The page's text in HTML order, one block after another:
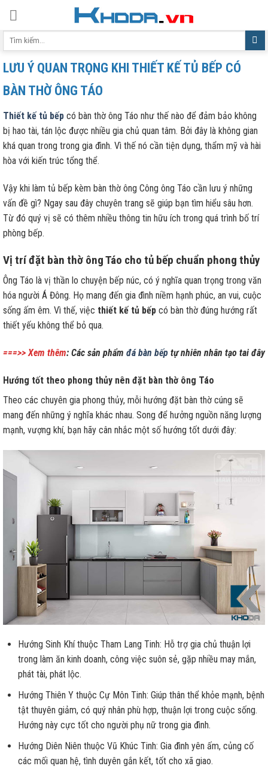
content
LƯU Ý QUAN TRỌNG KHI THIẾT KẾ TỦ BẾP CÓ
BÀN THỜ ÔNG TÁO
Thiết kế tủ bếp có bàn thờ ông Táo như thế nào để đảm bảo không
bị hao tài, tán lộc được nhiều gia chủ quan tâm. Bởi đây là không gian
khá quan trong trong gia đình. Vì thế nó cần tiện dụng, thẩm mỹ và hài
hòa với kiến trúc tổng thể.
Vậy khi làm tủ bếp kèm bàn thờ ông Công ông Táo cần lưu ý những
vấn đề gì? Ngay sau đây chuyên trang sẽ giúp bạn tìm hiểu sâu hơn.
Từ đó quý vị sẽ có thêm nhiều thông tin hữu ích trong quá trình bố trí
phòng bếp.
Vị trí đặt bàn thờ ông Táo cho tủ bếp chuẩn phong thủy
Ông Táo là vị thần lo chuyện bếp núc, có ý nghĩa quan trọng trong văn
hóa người Á Đông. Họ mang đến gia đình niềm hạnh phúc, an vui, cuộc
sống ấm êm. Vì thế, việc thiết kế tủ bếp có bàn thờ đúng hướng rất
thiết yếu không thể bỏ qua.
===>> Xem thêm: Các sản phẩm đá bàn bếp tự nhiên nhân tạo tai đây
Hướng tốt theo phong thủy nên đặt bàn thờ ông Táo
Theo các chuyên gia phong thủy, mỗi hướng đặt bàn thờ cúng sẽ
mang đến những ý nghĩa khác nhau. Song để hưởng nguồn năng lượng
mạnh, vượng khí, bạn hãy cân nhắc một số hướng tốt dưới đây:
Hướng Sinh Khí thuộc Tham Lang Tinh: Hỗ trợ gia chủ thuận lợi
trong làm ăn kinh doanh, công việc suôn sẻ, gặp nhiều may mắn,
phát tài, phát lộc.
Hướng Thiên Y thuộc Cự Môn Tinh: Giúp thân thể khỏe mạnh, bệnh
tật thuyên giảm, có quý nhân phù hợp, thuận lợi trong cuộc sống.
Hướng này cực tốt cho người phụ nữ trong gia đình.
Hướng Diên Niên thuộc Vũ Khúc Tinh: Gia đình yên ấm, củng cố
các mối quan hệ, tình duyên gắn kết, tốt cho xã giao.